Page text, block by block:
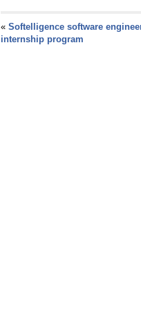
« Softelligence software
internship program